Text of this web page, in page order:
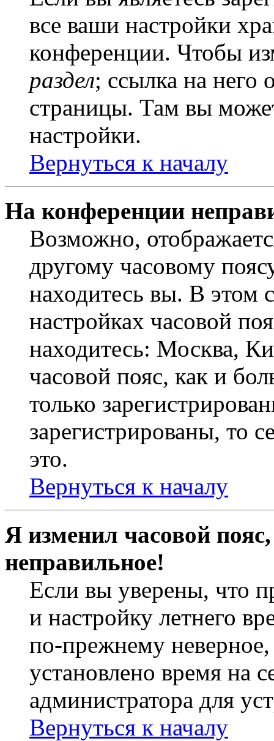
все ваши настройки
конференции. Чтобы
раздел; ссылка на него
страницы. Там вы
настройки.
Вернуться к началу
На конференции
Возможно,
другому часовому
находитесь вы. В этом
настройках часовой
находитесь: Москва,
часовой пояс, как и
только
зарегистрированы, то
это.
Вернуться к началу
Я изменил часовой
неправильное!
Если вы уверены, что
и настройку летнего
по-прежнему неверное,
установлено время на
администратора для
Вернуться к началу